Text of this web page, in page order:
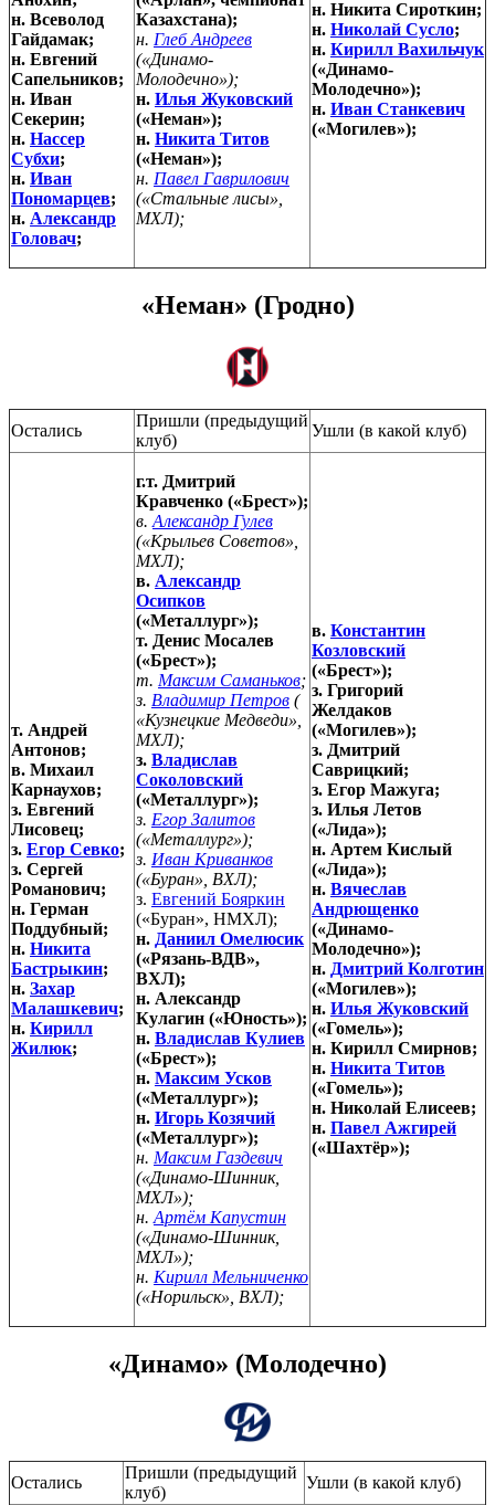
н. Всеволод
Гайдамак;
н. Евгений
Сапельников;
н. Иван
Секерин;
н. Нассер
Субхи;
н. Иван
Пономарцев;
н. Александр
Головач;
Казахстана);
н. Глеб Андреев
(«Динамо-
Молодечно»);
н. Илья Жуковский
(«Неман»);
н. Никита Титов
(«Неман»);
н. Павел Гаврилович
(«Стальные лисы»,
МХЛ);
н. Никита Сироткин;
н. Николай Сусло;
н. Кирилл Вахильчук
(«Динамо-
Молодечно»);
н. Иван Станкевич
(«Могилев»);
«Неман» (Гродно)
Остались
Пришли (предыдущий
клуб)
Ушли (в какой клуб)
т. Андрей
Антонов;
в. Михаил
Карнаухов;
з. Евгений
Лисовец;
з. Егор Севко;
з. Сергей
Романович;
н. Герман
Поддубный;
н. Никита
Бастрыкин;
н. Захар
Малашкевич;
н. Кирилл
Жилюк;
г.т. Дмитрий
Кравченко («Брест»);
в. Александр Гулев
(«Крыльев Советов»,
МХЛ);
в. Александр
Осипков
(«Металлург»);
т. Денис Мосалев
(«Брест»);
т. Максим Саманьков;
з. Владимир Петров (
«Кузнецкие Медведи»,
МХЛ);
з. Владислав
Соколовский
(«Металлург»);
з. Егор Залитов
(«Металлург»);
з. Иван Криванков
(«Буран», ВХЛ);
з. Евгений Бояркин
(«Буран», НМХЛ);
н. Даниил Омелюсик
(«Рязань-ВДВ»,
ВХЛ);
н. Александр
Кулагин («Юность»);
н. Владислав Кулиев
(«Брест»);
н. Максим Усков
(«Металлург»);
н. Игорь Козячий
(«Металлург»);
н. Максим Газдевич
(«Динамо-Шинник,
МХЛ»);
н. Артём Капустин
(«Динамо-Шинник,
МХЛ»);
н. Кирилл Мельниченко
(«Норильск», ВХЛ);
в. Константин
Козловский
(«Брест»);
з. Григорий
Желдаков
(«Могилев»);
з. Дмитрий
Саврицкий;
з. Егор Мажуга;
з. Илья Летов
(«Лида»);
н. Артем Кислый
(«Лида»);
н. Вячеслав
Андрющенко
(«Динамо-
Молодечно»);
н. Дмитрий Колготин
(«Могилев»);
н. Илья Жуковский
(«Гомель»);
н. Кирилл Смирнов;
н. Никита Титов
(«Гомель»);
н. Николай Елисеев;
н. Павел Ажгирей
(«Шахтёр»);
«Динамо» (Молодечно)
Остались
Пришли (предыдущий
клуб)
Ушли (в какой клуб)